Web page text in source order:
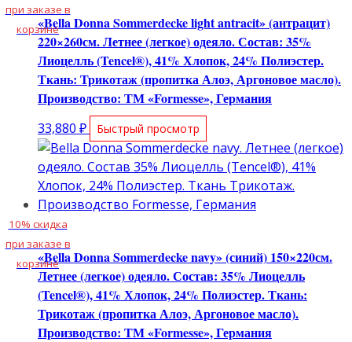
при заказе в
корзине«Bella Donna Sommerdecke light antracit» (антрацит)
220×260см. Летнее (легкое) одеяло. Состав: 35%
Лиоцелль (Tencel®), 41% Хлопок, 24% Полиэстер.
Ткань: Трикотаж (пропитка Алоэ, Аргоновое масло).
Производство: ТМ «Formesse», Германия
33,880 ₽ Быстрый просмотр
10% скидка
при заказе в
корзине«Bella Donna Sommerdecke navy» (синий) 150×220см.
Летнее (легкое) одеяло. Состав: 35% Лиоцелль
(Tencel®), 41% Хлопок, 24% Полиэстер. Ткань:
Трикотаж (пропитка Алоэ, Аргоновое масло).
Производство: ТМ «Formesse», Германия